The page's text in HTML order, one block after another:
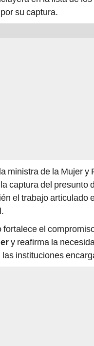
por su captura.
ministra de la Mujer y
captura del presunto
el trabajo articulado
fortalece el
y reafirma la
instituciones